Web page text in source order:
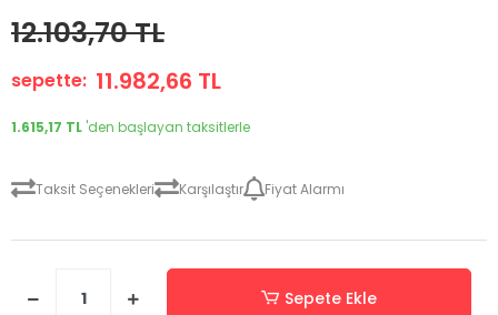
12.103,70 TL
sepette: 11.982,66 TL
1.615,17 TL'den başlayan taksitlerle
Taksit Seçenekleri Karşılaştır Fiyat Alarmı
Sepete Ekle